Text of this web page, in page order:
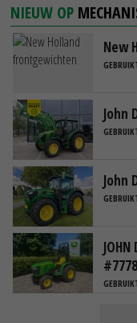
NIEUW OP
New
John
John
JOHN